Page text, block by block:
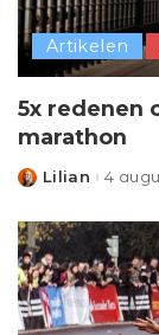
Artikelen
5x redenen
marathon
Posted
Lilian 4